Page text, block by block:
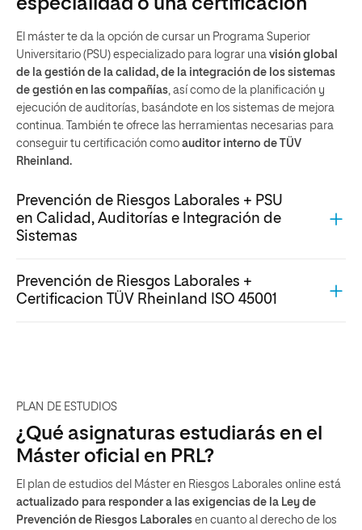
especialidad o una certificación
El máster te da la opción de cursar un Programa Superior
Universitario (PSU) especializado para lograr una visión global
de la gestión de la calidad, de la integración de los sistemas
de gestión en las compañías, así como de la planificación y
ejecución de auditorías, basándote en los sistemas de mejora
continua. También te ofrece las herramientas necesarias para
conseguir tu certificación como auditor interno de TÜV
Rheinland.
Prevención de Riesgos Laborales + PSU
en Calidad, Auditorías e Integración de
Sistemas
Prevención de Riesgos Laborales +
Certificacion TÜV Rheinland ISO 45001
PLAN DE ESTUDIOS
¿Qué asignaturas estudiarás en el
Máster oficial en PRL?
El plan de estudios del Máster en Riesgos Laborales online está
actualizado para responder a las exigencias de la Ley de
Prevención de Riesgos Laborales en cuanto al derecho de los